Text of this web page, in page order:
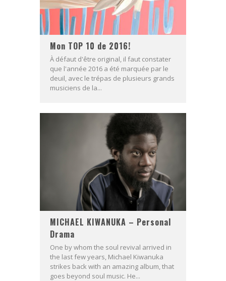
Mon TOP 10 de 2016!
À défaut d'être original, il faut constater
que l'année 2016 a été marquée par le
deuil, avec le trépas de plusieurs grands
musiciens de la...
MICHAEL KIWANUKA – Personal
Drama
One by whom the soul revival arrived in
the last few years, Michael Kiwanuka
strikes back with an amazing album, that
goes beyond soul music. He...